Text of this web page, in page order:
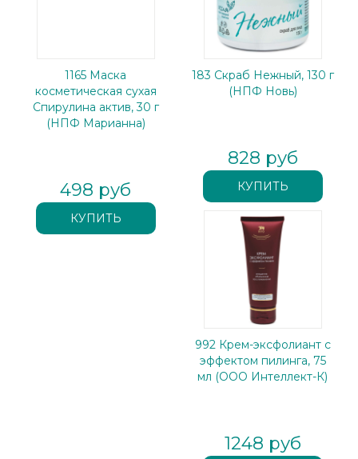
1165 Маска
косметическая сухая
Спирулина актив, 30 г
(НПФ Марианна)
498 руб
183 Скраб Нежный, 130 г
(НПФ Новь)
828 руб
992 Крем-эксфолиант с
эффектом пилинга, 75
мл (ООО Интеллект-К)
1248 руб